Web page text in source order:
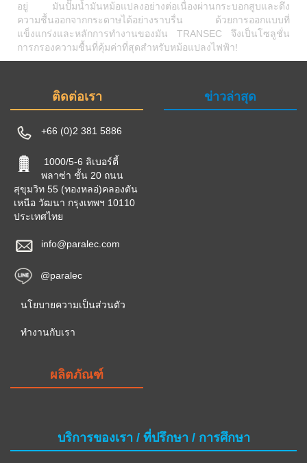
อยู่ มันปั๊มน้ำมันหม้อแปลงอย่างต่อเนื่องผ่านกระบอกสูบและดึง
ความชื้นออกจากกระดาษได้อย่างราบรื่น ด้วยการออกแบบที่
แข็งแกร่งและหลักการทำงานของมัน TRANSEC จึงเป็นโซลูชั่น
การกรองความชื้นที่คุ้มค่าที่สุดสำหรับหม้อแปลงไฟฟ้า!
ติดต่อเรา
+66 (0)2 381 5886
1000/5-6 ลิเบอร์ตี้
พลาซ่า ชั้น 20 ถนน
สุขุมวิท 55 (ทองหลอ่)คลองตัน
เหนือ วัฒนา กรุงเทพฯ 10110
ประเทศไทย
info@paralec.com
@paralec
นโยบายความเป็นส่วนตัว
ทำงานกับเรา
ข่าวล่าสุด
ผลิตภัณฑ์
บริการของเรา / ที่ปรึกษา / การศึกษา